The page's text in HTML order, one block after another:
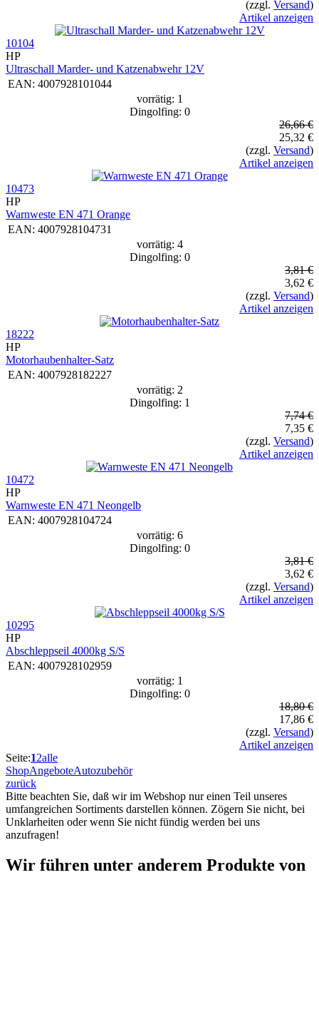
(zzgl. Versand)
Artikel anzeigen
10104
HP
Ultraschall Marder- und Katzenabwehr 12V
EAN: 4007928101044
vorrätig: 1
Dingolfing: 0
26,66 €
25,32 €
(zzgl. Versand)
Artikel anzeigen
10473
HP
Warnweste EN 471 Orange
EAN: 4007928104731
vorrätig: 4
Dingolfing: 0
3,81 €
3,62 €
(zzgl. Versand)
Artikel anzeigen
18222
HP
Motorhaubenhalter-Satz
EAN: 4007928182227
vorrätig: 2
Dingolfing: 1
7,74 €
7,35 €
(zzgl. Versand)
Artikel anzeigen
10472
HP
Warnweste EN 471 Neongelb
EAN: 4007928104724
vorrätig: 6
Dingolfing: 0
3,81 €
3,62 €
(zzgl. Versand)
Artikel anzeigen
10295
HP
Abschleppseil 4000kg S/S
EAN: 4007928102959
vorrätig: 1
Dingolfing: 0
18,80 €
17,86 €
(zzgl. Versand)
Artikel anzeigen
Seite:12alle
ShopAngeboteAutozubehör
zurück
Bitte beachten Sie, daß wir im Webshop nur einen Teil unseres
umfangreichen Sortiments darstellen können. Zögern Sie nicht, bei
Unklarheiten oder wenn Sie nicht fündig werden bei uns
anzufragen!
Wir führen unter anderem Produkte von